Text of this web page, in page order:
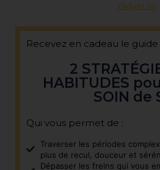
cliquer ici
Recevez en cadeau le
2
HABITUDES
SOIN de
Qui vous permet de :
Traverser les périodes
plus de recul, douceur et
Dépasser les freins qui vous
RECEVOIR LE